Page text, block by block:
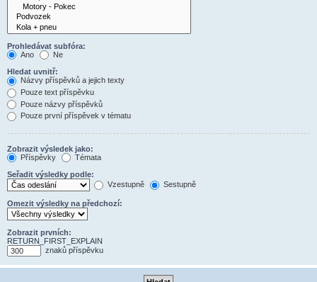
Prohledávat subfóra:
Ano
Ne
Hledat uvnitř:
Názvy příspěvků a jejich texty
Pouze text příspěvku
Pouze názvy příspěvků
Pouze první příspěvek v tématu
Zobrazit výsledek jako:
Příspěvky
Témata
Seřadit výsledky podle:
Vzestupně
Sestupně
Omezit výsledky na předchozí:
Zobrazit prvních:
RETURN_FIRST_EXPLAIN
znaků příspěvku